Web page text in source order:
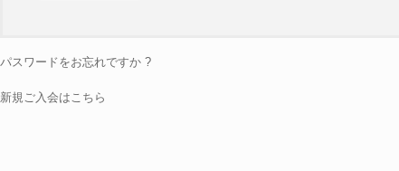
パスワードをお忘れですか ?
新規ご入会はこちら